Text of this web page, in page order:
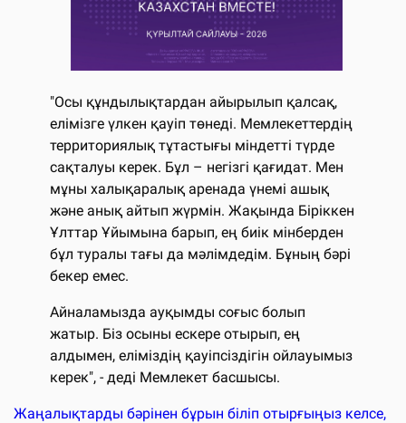
"Осы құндылықтардан айырылып қалсақ,
елімізге үлкен қауіп төнеді. Мемлекеттердің
территориялық тұтастығы міндетті түрде
сақталуы керек. Бұл – негізгі қағидат. Мен
мұны халықаралық аренада үнемі ашық
және анық айтып жүрмін. Жақында Біріккен
Ұлттар Ұйымына барып, ең биік мінберден
бұл туралы тағы да мәлімдедім. Бұның бәрі
бекер емес.
Айналамызда ауқымды соғыс болып
жатыр. Біз осыны ескере отырып, ең
алдымен, еліміздің қауіпсіздігін ойлауымыз
керек", - деді Мемлекет басшысы.
Жаңалықтарды бәрінен бұрын біліп отырғыңыз келсе,